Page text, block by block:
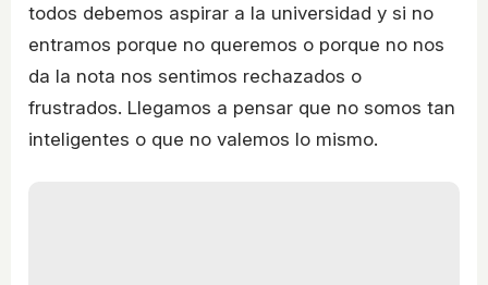
todos debemos aspirar a la universidad y si no
entramos porque no queremos o porque no nos
da la nota nos sentimos rechazados o
frustrados. Llegamos a pensar que no somos tan
inteligentes o que no valemos lo mismo.